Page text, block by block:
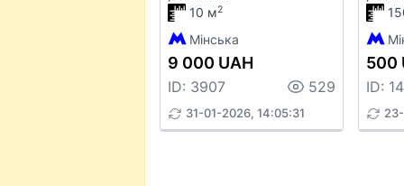
10 м2
Мінська
9 000 UAH
ID: 3907 529
31-01-2026, 14:05:31
500
ID: